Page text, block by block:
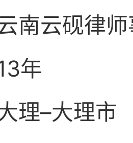
南云砚律
年
理–大理市